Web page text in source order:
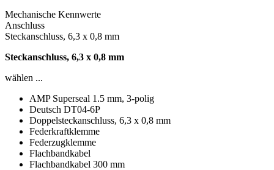
Mechanische Kennwerte
Anschluss
Steckanschluss, 6,3 x 0,8 mm
Steckanschluss, 6,3 x 0,8 mm
wählen ...
AMP Superseal 1.5 mm, 3-polig
Deutsch DT04-6P
Doppelsteckanschluss, 6,3 x 0,8 mm
Federkraftklemme
Federzugklemme
Flachbandkabel
Flachbandkabel 300 mm